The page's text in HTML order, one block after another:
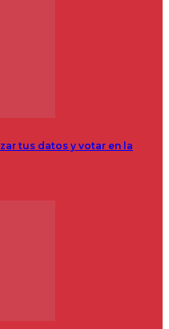
tus datos y votar en la